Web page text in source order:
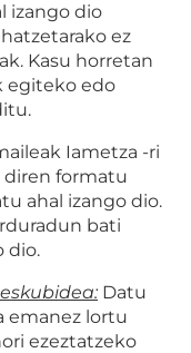
izango dio
ez
Kasu horretan
egiteko edo
Iametza -ri
diren formatu
ahal izango dio.
bati
dio.
Datu
emanez lortu
ezeztatzeko